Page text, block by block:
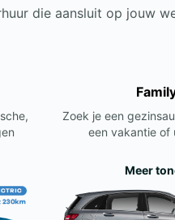
die aansluit op jouw
Zoek je een
een vakantie of
Meer